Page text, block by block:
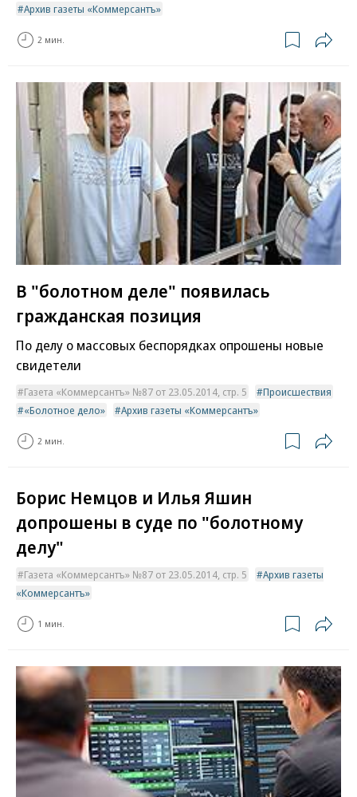
Архив газеты «Коммерсантъ»
2 мин.
В "болотном деле" появилась
гражданская позиция
По делу о массовых беспорядках опрошены новые
свидетели
Газета «Коммерсантъ» №87 от 23.05.2014, стр. 5
Происшествия
«Болотное дело»
Архив газеты «Коммерсантъ»
2 мин.
Борис Немцов и Илья Яшин
допрошены в суде по "болотному
делу"
Газета «Коммерсантъ» №87 от 23.05.2014, стр. 5
Архив газеты
«Коммерсантъ»
1 мин.